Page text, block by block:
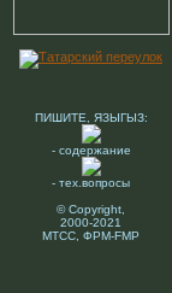
ПИШИТЕ, ЯЗЫГЫЗ:
- содержание
- тех.вопросы
© Copyright,
2000-2021
МТСС, ФРМ-FMP